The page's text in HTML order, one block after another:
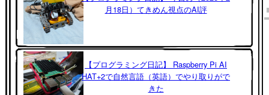
月18日）てきめん視点のAI評
【プログラミング日記】 Raspberry Pi AI
HAT+2で自然言語（英語）でやり取りがで
きた